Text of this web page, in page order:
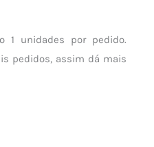
1 unidades por pedido.
pedidos, assim dá mais